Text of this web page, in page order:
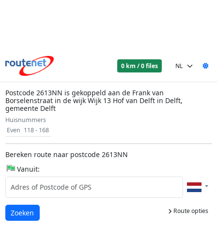
0 km / 0 files
Postcode 2613NN is gekoppeld aan de Frank van
Borselenstraat in de wijk Wijk 13 Hof van Delft in Delft,
gemeente Delft
Huisnummers
Even 118 - 168
Bereken route naar postcode 2613NN
Vanuit:
Route opties
Laden...
Zoeken